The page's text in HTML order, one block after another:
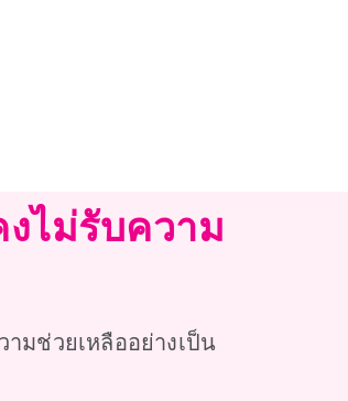
ไม่รับความ
มช่วยเหลืออย่างเป็น